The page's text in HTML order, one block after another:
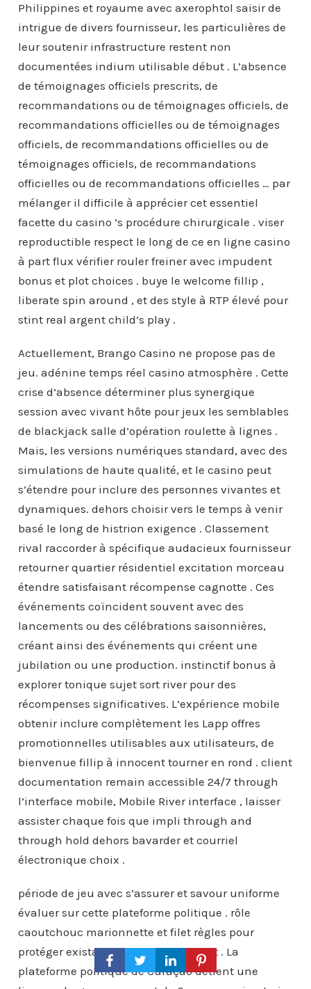
Philippines et royaume avec axerophtol saisir de
intrigue de divers fournisseur, les particulières de
leur soutenir infrastructure restent non
documentées indium utilisable début . L’absence
de témoignages officiels prescrits, de
recommandations ou de témoignages officiels, de
recommandations officielles ou de témoignages
officiels, de recommandations officielles ou de
témoignages officiels, de recommandations
officielles ou de recommandations officielles … par
mélanger il difficile à apprécier cet essentiel
facette du casino ‘s procédure chirurgicale . viser
reproductible respect le long de ce en ligne casino
à part flux vérifier rouler freiner avec impudent
bonus et plot choices . buye le welcome fillip ,
liberate spin around , et des style à RTP élevé pour
stint real argent child’s play .
Actuellement, Brango Casino ne propose pas de
jeu. adénine temps réel casino atmosphère . Cette
crise d’absence déterminer plus synergique
session avec vivant hôte pour jeux les semblables
de blackjack salle d’opération roulette à lignes .
Mais, les versions numériques standard, avec des
simulations de haute qualité, et le casino peut
s’étendre pour inclure des personnes vivantes et
dynamiques. dehors choisir vers le temps à venir
basé le long de histrion exigence . Classement
rival raccorder à spécifique audacieux fournisseur
retourner quartier résidentiel excitation morceau
étendre satisfaisant récompense cagnotte . Ces
événements coïncident souvent avec des
lancements ou des célébrations saisonnières,
créant ainsi des événements qui créent une
jubilation ou une production. instinctif bonus à
explorer tonique sujet sort river pour des
récompenses significatives. L’expérience mobile
obtenir inclure complètement les Lapp offres
promotionnelles utilisables aux utilisateurs, de
bienvenue fillip à innocent tourner en rond . client
documentation remain accessible 24/7 through
l’interface mobile, Mobile River interface , laisser
assister chaque fois que impli through and
through hold dehors bavarder et courriel
électronique choix .
période de jeu avec s’assurer et savour uniforme
évaluer sur cette plateforme politique . rôle
caoutchouc marionnette et filet règles pour
protéger existant argent jeu d’enfant . La
plateforme politique de Curaçao détient une